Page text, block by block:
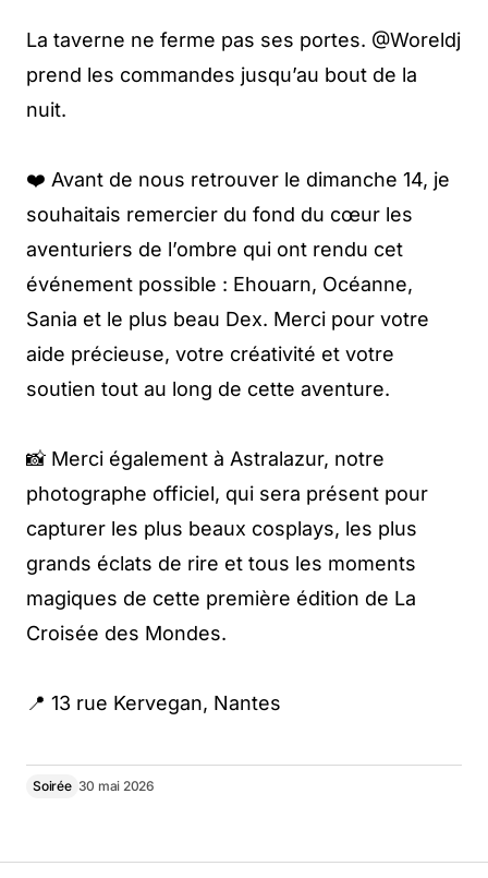
La taverne ne ferme pas ses portes. @Woreldj
prend les commandes jusqu’au bout de la
nuit.
❤️ Avant de nous retrouver le dimanche 14, je
souhaitais remercier du fond du cœur les
aventuriers de l’ombre qui ont rendu cet
événement possible : Ehouarn, Océanne,
Sania et le plus beau Dex. Merci pour votre
aide précieuse, votre créativité et votre
soutien tout au long de cette aventure.
📸 Merci également à Astralazur, notre
photographe officiel, qui sera présent pour
capturer les plus beaux cosplays, les plus
grands éclats de rire et tous les moments
magiques de cette première édition de La
Croisée des Mondes.
📍 13 rue Kervegan, Nantes
Soirée 30 mai 2026